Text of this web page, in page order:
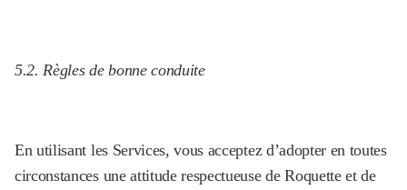
5.2. Règles de bonne conduite
En utilisant les Services, vous acceptez d’adopter en toutes
circonstances une attitude respectueuse de Roquette et de